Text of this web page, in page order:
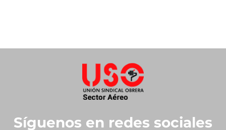
Síguenos en redes sociales